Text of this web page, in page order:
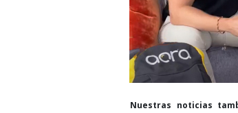
Nuestras noticias